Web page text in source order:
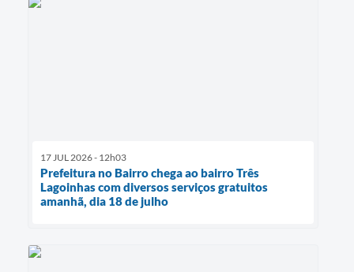
17 JUL 2026 - 12h03
Prefeitura no Bairro chega ao bairro Três
Lagoinhas com diversos serviços gratuitos
amanhã, dia 18 de julho